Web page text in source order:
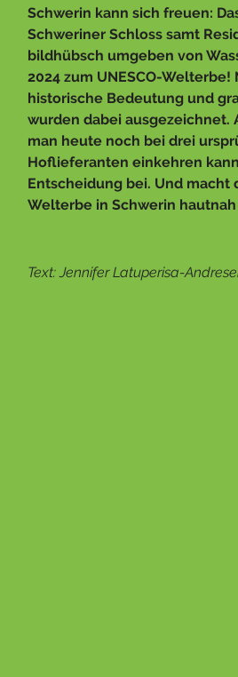
Schwerin kann sich freuen:
Schweriner Schloss samt
bildhübsch umgeben von
2024 zum UNESCO-Welterbe!
historische Bedeutung und
wurden dabei ausgezeichnet.
man heute noch bei drei
Hoflieferanten einkehren
Entscheidung bei. Und macht
Welterbe in Schwerin
Text: Jennifer Latuperisa-